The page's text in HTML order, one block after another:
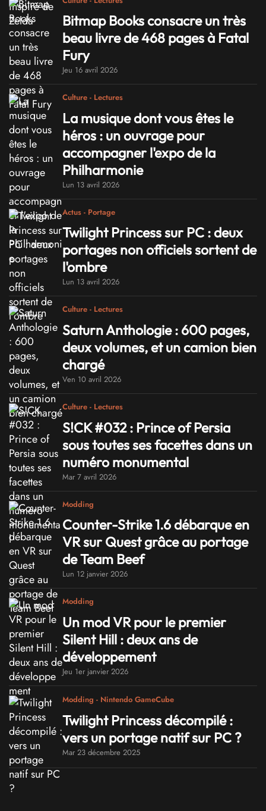
Bitmap Books consacre un très
beau livre de 468 pages à Fatal
Fury
Jeu 16 avril 2026
Culture - Lectures
La musique dont vous êtes le
héros : un ouvrage pour
accompagner l'expo de la
Philharmonie
Lun 13 avril 2026
Actus - Portage
Twilight Princess sur PC : deux
portages non officiels sortent de
l'ombre
Lun 13 avril 2026
Culture - Lectures
Saturn Anthologie : 600 pages,
deux volumes, et un camion bien
chargé
Ven 10 avril 2026
Culture - Lectures
S!CK #032 : Prince of Persia
sous toutes ses facettes dans un
numéro monumental
Mar 7 avril 2026
Modding
Counter-Strike 1.6 débarque en
VR sur Quest grâce au portage
de Team Beef
Lun 12 janvier 2026
Modding
Un mod VR pour le premier
Silent Hill : deux ans de
développement
Jeu 1er janvier 2026
Modding - Nintendo GameCube
Twilight Princess décompilé :
vers un portage natif sur PC ?
Mar 23 décembre 2025